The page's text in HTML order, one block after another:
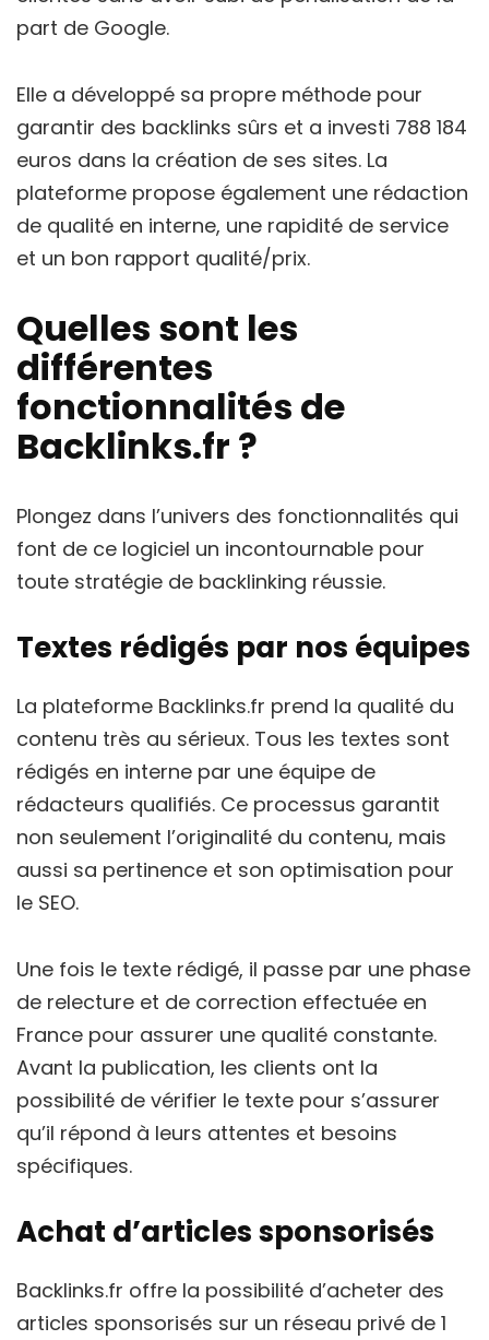
part de Google.
Elle a développé sa propre méthode pour
garantir des backlinks sûrs et a investi 788 184
euros dans la création de ses sites. La
plateforme propose également une rédaction
de qualité en interne, une rapidité de service
et un bon rapport qualité/prix.
Quelles sont les
différentes
fonctionnalités de
Backlinks.fr ?
Plongez dans l’univers des fonctionnalités qui
font de ce logiciel un incontournable pour
toute stratégie de backlinking réussie.
Textes rédigés par nos équipes
La plateforme Backlinks.fr prend la qualité du
contenu très au sérieux. Tous les textes sont
rédigés en interne par une équipe de
rédacteurs qualifiés. Ce processus garantit
non seulement l’originalité du contenu, mais
aussi sa pertinence et son optimisation pour
le SEO.
Une fois le texte rédigé, il passe par une phase
de relecture et de correction effectuée en
France pour assurer une qualité constante.
Avant la publication, les clients ont la
possibilité de vérifier le texte pour s’assurer
qu’il répond à leurs attentes et besoins
spécifiques.
Achat d’articles sponsorisés
Backlinks.fr offre la possibilité d’acheter des
articles sponsorisés sur un réseau privé de 1